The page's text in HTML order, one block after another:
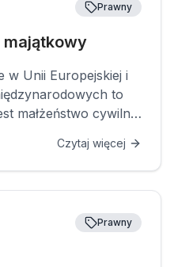
Prawny
majątkowy
w Unii Europejskiej i
to
małżeństwo cywilne
Law to podcast
Ernestynę Niemiec
Portugalia, który ma
polskiego prawa.
nie udzielono
Czytaj więcej
Prawny